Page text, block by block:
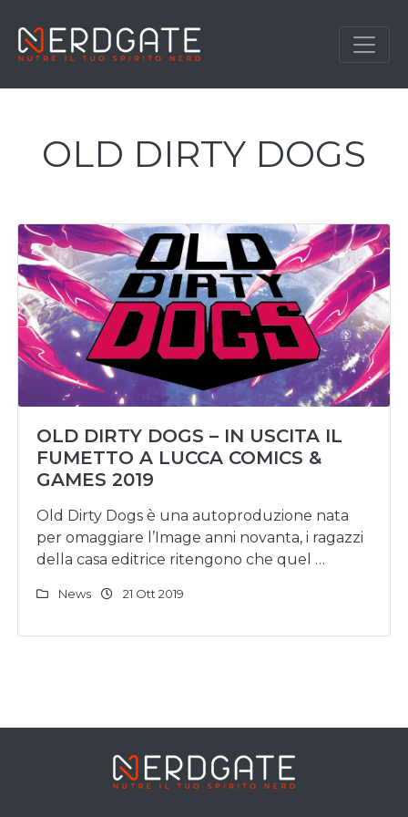
OLD DIRTY DOGS
OLD DIRTY DOGS – IN USCITA IL
FUMETTO A LUCCA COMICS &
GAMES 2019
Old Dirty Dogs è una autoproduzione nata
per omaggiare l’Image anni novanta, i ragazzi
della casa editrice ritengono che quel …
News 21 Ott 2019